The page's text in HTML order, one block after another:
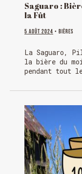
Saguaro :
la Fût
5 août 2024 • Bières
La Saguaro,
la bière du
pendant tout